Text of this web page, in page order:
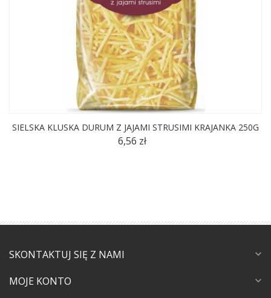
SIELSKA KLUSKA DURUM Z JAJAMI STRUSIMI KRAJANKA 250G
6,56 zł
SKONTAKTUJ SIĘ Z NAMI expand_more
MOJE KONTO expand_more